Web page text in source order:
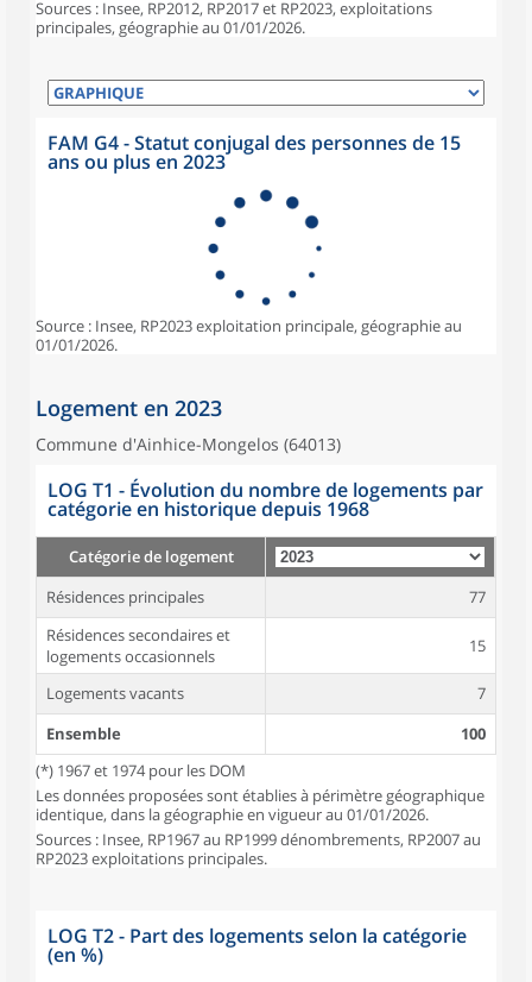
Sources : Insee, RP2012, RP2017 et RP2023, exploitations
principales, géographie au 01/01/2026.
FAM G4 - Statut conjugal des personnes de 15
ans ou plus en 2023
Source : Insee, RP2023 exploitation principale, géographie au
01/01/2026.
Logement en 2023
Commune d'Ainhice-Mongelos (64013)
LOG T1 - Évolution du nombre de logements par
catégorie en historique depuis 1968
Catégorie de logement
Résidences principales
77
Résidences secondaires et
logements occasionnels
15
Logements vacants
7
Ensemble
100
(*) 1967 et 1974 pour les DOM
Les données proposées sont établies à périmètre géographique
identique, dans la géographie en vigueur au 01/01/2026.
Sources : Insee, RP1967 au RP1999 dénombrements, RP2007 au
RP2023 exploitations principales.
LOG T2 - Part des logements selon la catégorie
(en %)